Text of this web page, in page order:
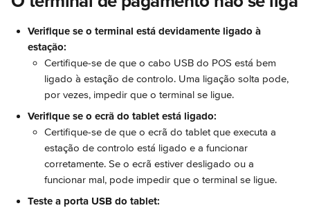
Verifique se o terminal está devidamente ligado à
estação:
Certifique-se de que o cabo USB do POS está bem
ligado à estação de controlo. Uma ligação solta pode,
por vezes, impedir que o terminal se ligue.
Verifique se o ecrã do tablet está ligado:
Certifique-se de que o ecrã do tablet que executa a
estação de controlo está ligado e a funcionar
corretamente. Se o ecrã estiver desligado ou a
funcionar mal, pode impedir que o terminal se ligue.
Teste a porta USB do tablet: